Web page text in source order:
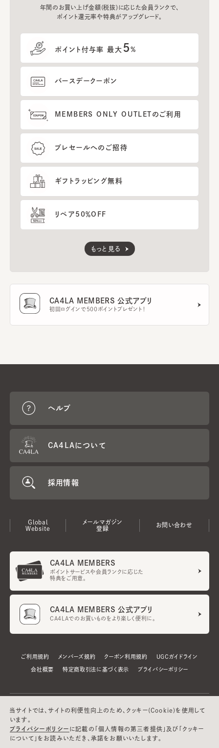
年間のお買い上げ金額(税抜)に応じた会員ランクで、
ポイント還元率や特典がアップグレード。
ポイント付与率 最大 5%
バースデークーポン
MEMBERS ONLY OUTLETのご利用
プレセールへのご招待
ギフトラッピング無料
リペア50％OFF
もっと見る
CA4LA MEMBERS 公式アプリ
初回ログインで500ポイントプレゼント！
ヘルプ
CA4LAについて
採用情報
Global
Website
メールマガジン
登録
お問い合わせ
CA4LA MEMBERS
ポイントサービスや会員ランクに応じた
特典をご用意。
CA4LA MEMBERS 公式アプリ
CA4LAでのお買いものをより楽しく便利に。
ご利用規約 メンバーズ規約 クーポン利用規約 UGCガイドライン
会社概要 特定商取引法に基づく表示 プライバシーポリシー
当サイトでは、サイトの利便性向上のため、クッキー(Cookie)を使用して
います。
プライバシーポリシー に記載の「個人情報の第三者提供」及び「クッキー
について」をお読みいただき、承諾をお願いいたします。